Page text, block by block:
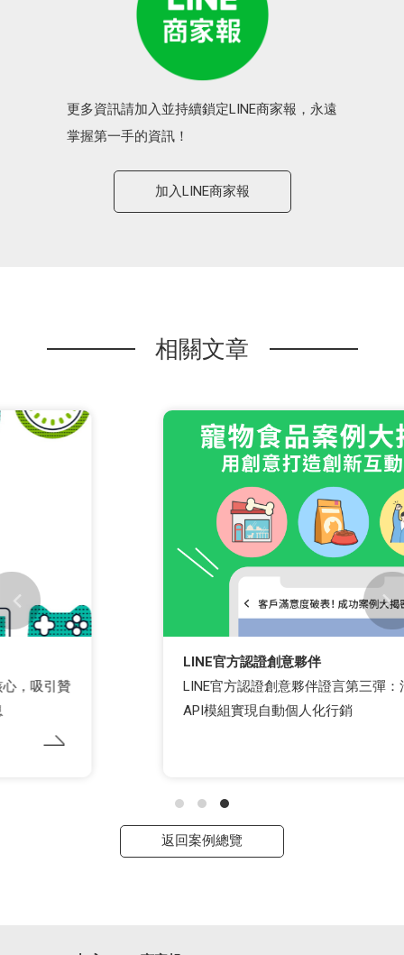
更多資訊請加入並持續鎖定LINE商家報，永遠
掌握第一手的資訊！
加入LINE商家報
相關文章
LINE官方認證創意夥伴
LINE官方認證創意夥伴證言第三彈：法國皇家串接
API模組實現自動個人化行銷
返回案例總覽